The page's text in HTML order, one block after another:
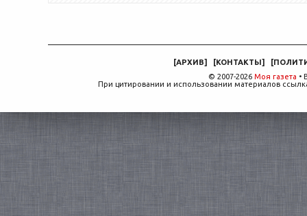
[АРХИВ] [КОНТАКТЫ] [
© 2007-2026 Моя газета •
При цитировании и использовании материалов